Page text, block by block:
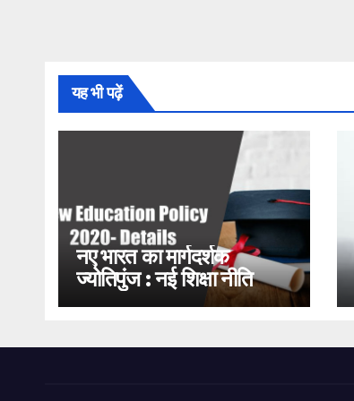
यह भी पढ़ें
नए भारत का मार्गदर्शक
ज्योतिपुंज : नई शिक्षा नीति
2020